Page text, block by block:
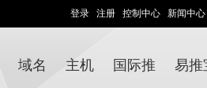
登录 注册 控制中心 新闻中心
域名 主机 国际推 易推